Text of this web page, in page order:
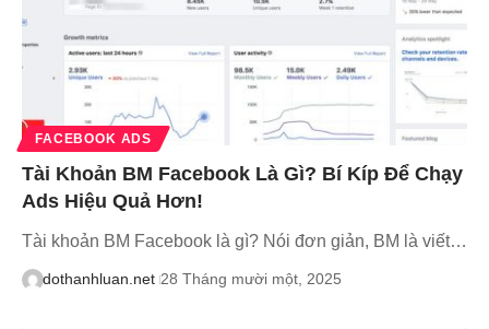
FACEBOOK ADS
Tài Khoản BM Facebook Là Gì? Bí Kíp Để Chạy
Ads Hiệu Quả Hơn!
Tài khoản BM Facebook là gì? Nói đơn giản, BM là viết…
dothanhluan.net 28 Tháng mười một, 2025